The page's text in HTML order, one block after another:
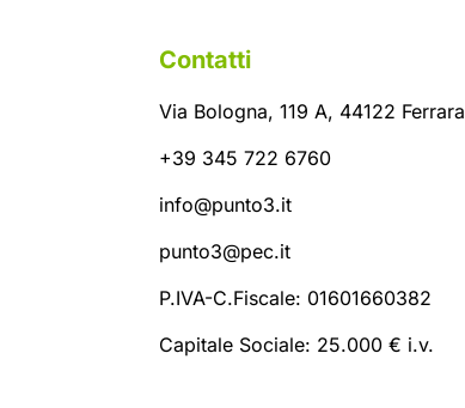
Contatti
Via Bologna, 119 A, 44122 Ferrara
+39 345 722 6760
info@punto3.it
punto3@pec.it
P.IVA-C.Fiscale: 01601660382
Capitale Sociale: 25.000 € i.v.